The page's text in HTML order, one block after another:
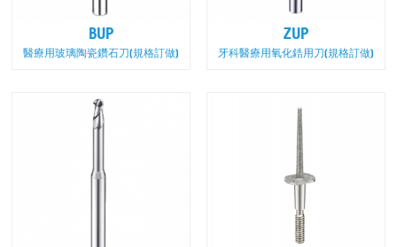
BUP
醫療用玻璃陶瓷鑽石刀(規格訂做)
ZUP
牙科醫療用氧化鋯用刀(規格訂做)